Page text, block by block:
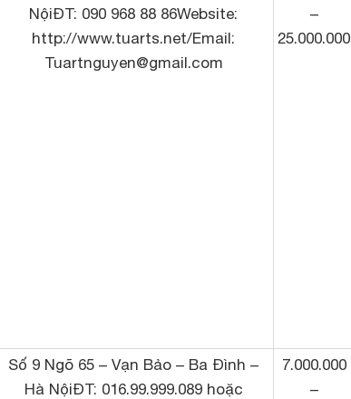
NộiĐT: 090 968 88 86Website:
http://www.tuarts.net/Email:
Tuartnguyen@gmail.com
–
25.000.000
Số 9 Ngõ 65 – Vạn Bảo – Ba Đình –
Hà NộiĐT: 016.99.999.089 hoặc
7.000.000
–